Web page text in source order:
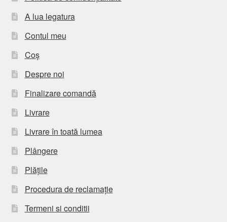
A lua legatura
Contul meu
Coș
Despre noi
Finalizare comandă
Livrare
Livrare în toată lumea
Plângere
Plățile
Procedura de reclamație
Termeni si conditii